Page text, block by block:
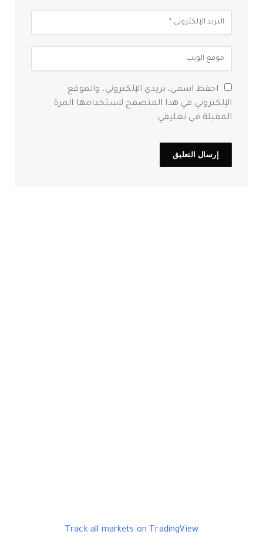
احفظ اسمي، بريدي الإلكتروني، والموقع
الإلكتروني في هذا المتصفح لاستخدامها المرة
المقبلة في تعليقي.
Track all markets on TradingView